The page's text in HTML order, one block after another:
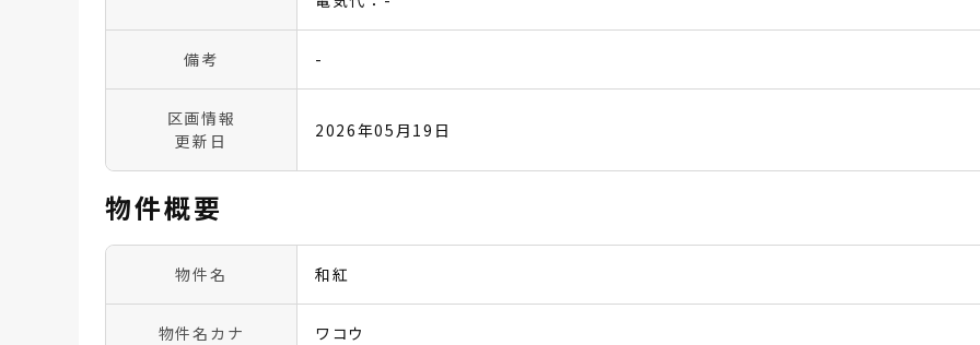
備考 -
区画情報
更新日
2026年05月19日
物件概要
物件名 和紅
物件名カナ ワコウ